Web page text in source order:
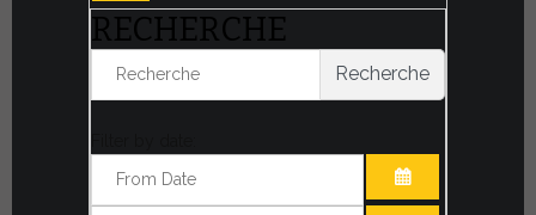
RECHERCHE
Recherche